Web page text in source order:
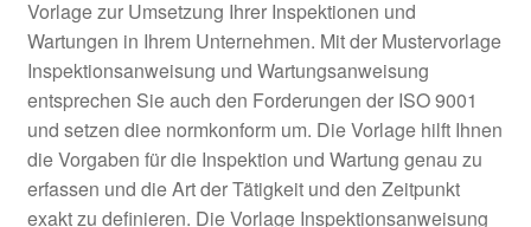
Vorlage zur Umsetzung Ihrer Inspektionen und
Wartungen in Ihrem Unternehmen. Mit der Mustervorlage
Inspektionsanweisung und Wartungsanweisung
entsprechen Sie auch den Forderungen der ISO 9001
und setzen diee normkonform um. Die Vorlage hilft Ihnen
die Vorgaben für die Inspektion und Wartung genau zu
erfassen und die Art der Tätigkeit und den Zeitpunkt
exakt zu definieren. Die Vorlage Inspektionsanweisung